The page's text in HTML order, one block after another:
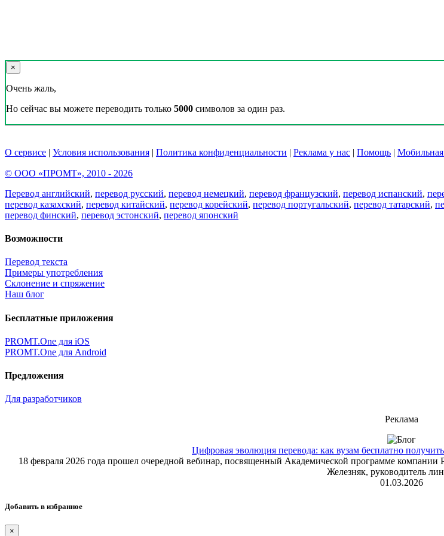
×
Очень жаль,
Но сейчас вы можете переводить только 5000 символов за один раз.
О сервисе | Условия использования | Политика конфиденциальности | Реклама у нас | Помощь | Мобильная
© ООО «ПРОМТ», 2010 - 2026
Перевод английский, перевод русский, перевод немецкий, перевод французский, перевод испанский,
перевод казахский, перевод китайский, перевод корейский, перевод португальский, перевод татарский,
перевод финский, перевод эстонский, перевод японский
Возможности
Перевод текста
Примеры употребления
Склонение и спряжение
Наш блог
Бесплатные приложения
PROMT.One для iOS
PROMT.One для Android
Предложения
Для разработчиков
Реклама
Цифровая эволюция перевода: как вузам бесплатно
18 февраля 2026 года прошел очередной вебинар, посвященный Академической программе
Железняк, руководитель
01.03.2026
Добавить в избранное
×